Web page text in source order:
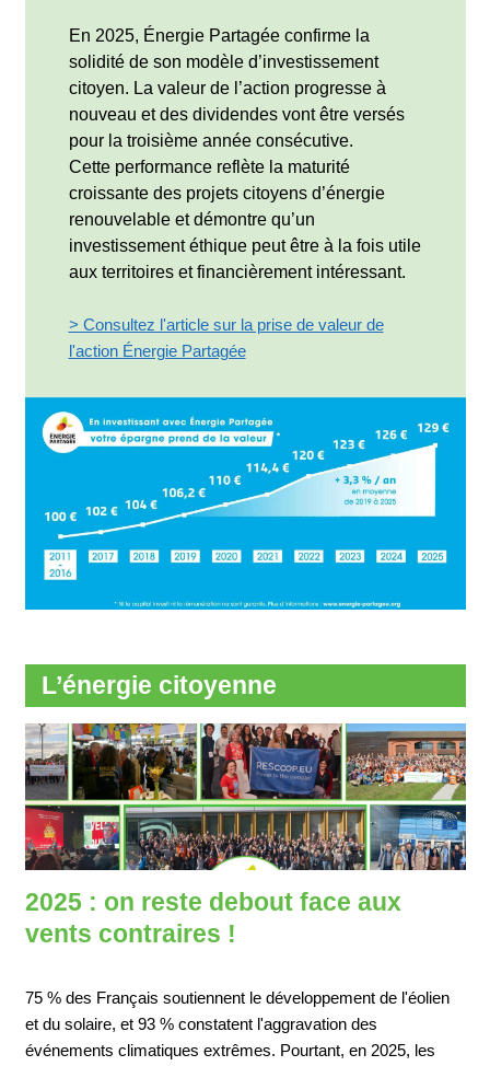
En 2025, Énergie Partagée confirme la
solidité de son modèle d’investissement
citoyen. La valeur de l’action progresse à
nouveau et des dividendes vont être versés
pour la troisième année consécutive.
Cette performance reflète la maturité
croissante des projets citoyens d’énergie
renouvelable et démontre qu’un
investissement éthique peut être à la fois utile
aux territoires et financièrement intéressant.
> Consultez l'article sur la prise de valeur de
l'action Énergie Partagée
L’énergie citoyenne
2025 : on reste debout face aux
vents contraires !
75 % des Français soutiennent le développement de l'éolien
et du solaire, et 93 % constatent l'aggravation des
événements climatiques extrêmes. Pourtant, en 2025, les